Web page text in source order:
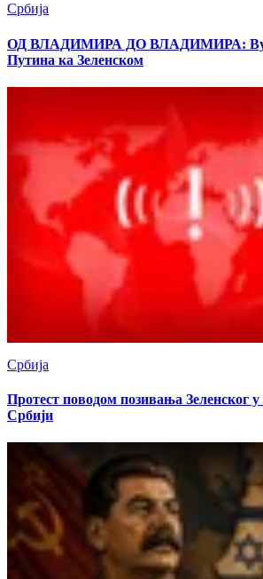
Србија
ОД ВЛАДИМИРА ДО ВЛАДИМИРА:
Путина ка Зеленском
Србија
Протест поводом позивања Зеленског у
Србији